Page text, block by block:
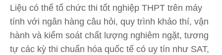
Liệu có thể tổ chức thi tốt nghiệp THPT trên máy
tính với ngân hàng câu hỏi, quy trình khảo thí, vận
hành và kiểm soát chất lượng nghiêm ngặt, tương
tự các kỳ thi chuẩn hóa quốc tế có uy tín như SAT,